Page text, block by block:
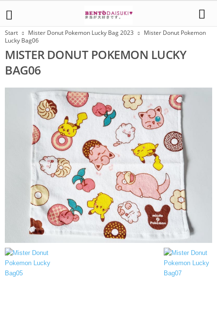
Start Mister Donut Pokemon Lucky Bag 2023
Mister Donut Pokemon
Lucky Bag06
MISTER DONUT POKEMON LUCKY
BAG06